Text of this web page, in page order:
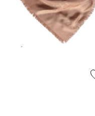
Seide und Wolle ATAREST